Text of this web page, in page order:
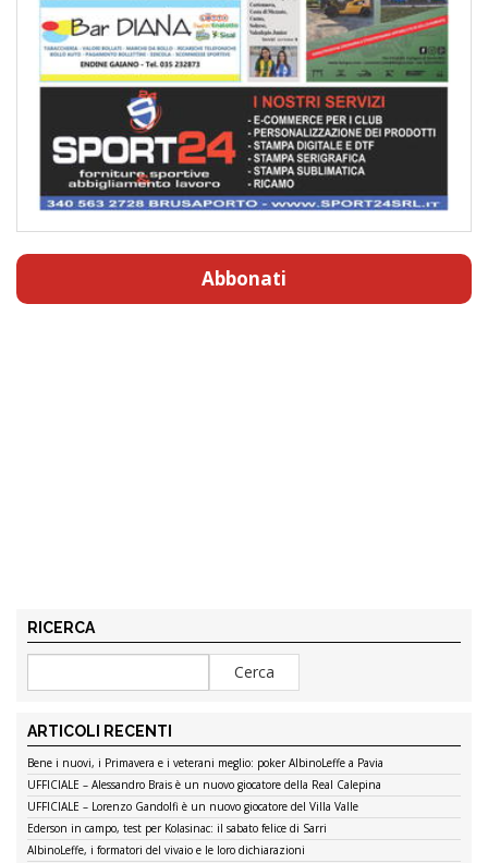
Abbonati
RICERCA
ARTICOLI RECENTI
Bene i nuovi, i Primavera e i veterani meglio: poker AlbinoLeffe a Pavia
UFFICIALE – Alessandro Brais è un nuovo giocatore della Real Calepina
UFFICIALE – Lorenzo Gandolfi è un nuovo giocatore del Villa Valle
Ederson in campo, test per Kolasinac: il sabato felice di Sarri
AlbinoLeffe, i formatori del vivaio e le loro dichiarazioni